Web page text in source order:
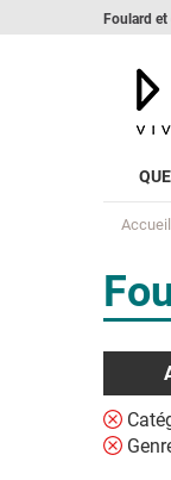
Foulard
Accueil